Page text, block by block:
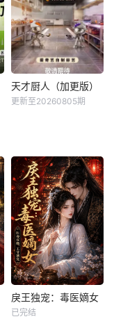
将于8.18在B站独家
上线。 &amp;nbs
p; &amp;nbsp; &a
mp;nbsp; &amp;nb
sp; &amp;nbsp; &a
mp;nbsp; &amp;nb
sp; &amp;nbsp; &a
天才厨人（加更版）
奇艺推出的美食竞
技类真人秀 ，由何
浩楠、黄渤、吕
严、马頔等人为嘉
宾。
天才厨人（加更版）
更新至20260805期
戾王独宠：毒医嫡女
戾王独宠：毒医嫡女
已完结